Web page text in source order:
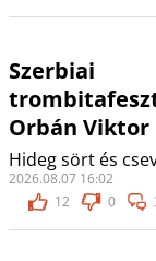
Szerbiai
Orbán Viktor
Hideg sört és
2026.08.07 16:02
12
0